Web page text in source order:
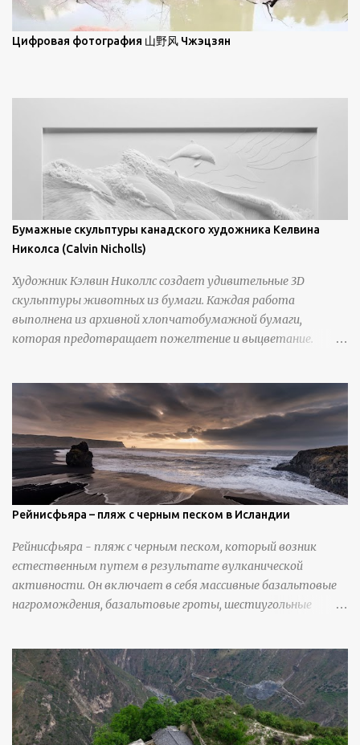
уникальной манерой использования освещения". Для
просмотра всех работ, посетите страницу –
Цифровая фотография 山野风 Чжэцзян
Бумажные скульптуры канадского художника Келвина
Николса (Calvin Nicholls)
Художник Кэлвин Николлс создает удивительные 3D
скульптуры животных из бумаги. Каждая работа
выполнена из архивной хлопчатобумажной бумаги,
которая предотвращает пожелтение и выцветание.
инструменты для текстурирования, чтобы точно
вылепить каждую деталь. источник
https://calvinnicholls.com/
Рейнисфьяра – пляж с черным песком в Исландии
Рейнисфьяра - пляж с черным песком, который возник
естественным путем в результате вулканической
активности. Он включает в себя массивные базальтовые
нагромождения, базальтовые гроты, шестиугольные